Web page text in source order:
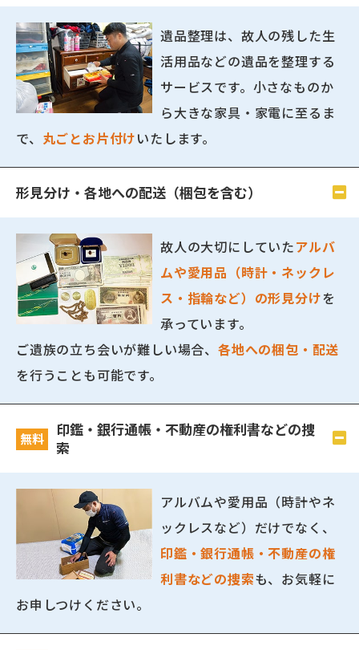
遺品整理は、故人の残した生
活用品などの遺品を整理する
サービスです。小さなものか
ら大きな家具・家電に至るま
で、 丸ごとお片付けいたします。
形見分け・各地への配送（梱包を含む）
故人の大切にしていたアルバ
ムや愛用品（時計・ネックレ
ス・指輪など）の形見分けを
承っています。
ご遺族の立ち会いが難しい場合、各地への梱包・配送
を行うことも可能です。
無料
印鑑・銀行通帳・不動産の権利書などの捜
索
アルバムや愛用品（時計やネ
ックレスなど）だけでなく、
印鑑・銀行通帳・不動産の権
利書などの捜索も、お気軽に
お申しつけください。